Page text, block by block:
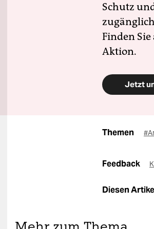
Schutz
Finden
Aktion.
Jetzt
Themen
Feedback
Diesen